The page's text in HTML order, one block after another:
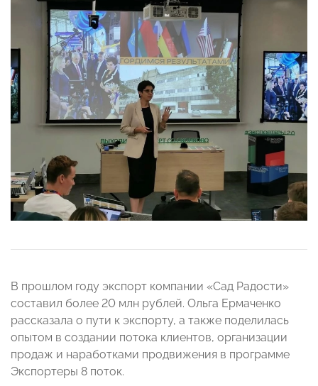
В прошлом году экспорт компании «Сад Радости»
составил более 20 млн рублей. Ольга Ермаченко
рассказала о пути к экспорту, а также поделилась
опытом в создании потока клиентов, организации
продаж и наработками продвижения в программе
Экспортеры 8 поток.